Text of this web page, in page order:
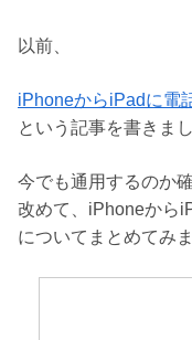
以前、
iPhoneからiPadに電
という記事を書きまし
今でも通用するのか
改めて、iPhoneから
についてまとめてみま